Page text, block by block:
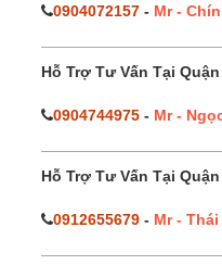
0904072157 - Mr -
Hỗ Trợ Tư Vấn Tại
0904744975 - Mr -
Hỗ Trợ Tư Vấn Tại
0912655679 - Mr - Thái